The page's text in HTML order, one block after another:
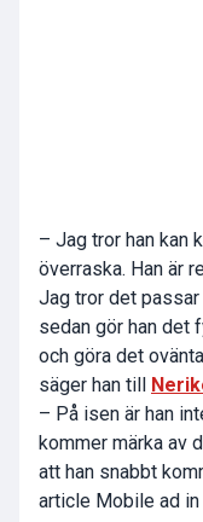
– Jag tror han kan
överraska. Han är
Jag tror det
sedan gör han det
och göra det
säger han till
– På isen är han
kommer märka av
att han snabbt
article Mobile ad